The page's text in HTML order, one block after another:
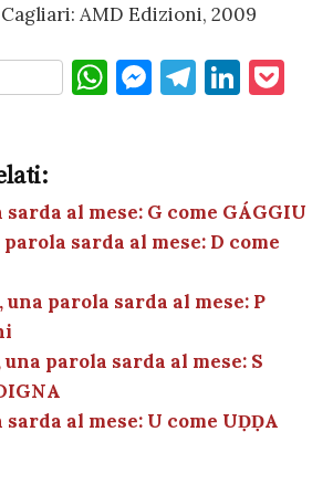
AMD Edizioni, 2009
W
A
p
p
M
g
er
T
a
m
Li
dI
n
et
al mese: G come GÁGGIU
sarda al mese: D come
parola sarda al mese: P
parola sarda al mese: S
al mese: U come UḌḌA